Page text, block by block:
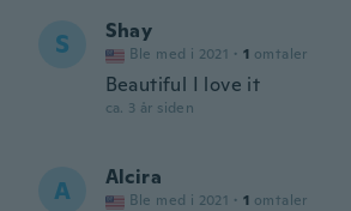
S Shay
Ble med i 2021 · 1 omtaler
Beautiful I love it
ca. 3 år siden
A Alcira
Ble med i 2021 · 1 omtaler